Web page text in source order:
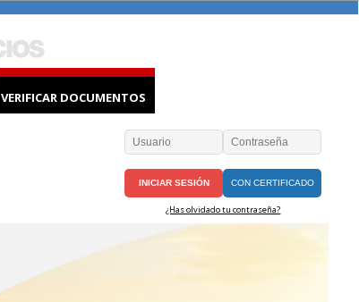
VERIFICAR DOCUMENTOS
CON CERTIFICADO
¿Has olvidado tu contraseña?